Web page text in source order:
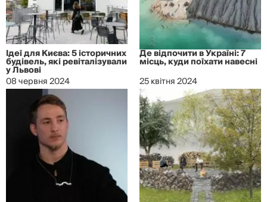
Ідеї для Києва: 5 історичних
будівель, які ревіталізували
у Львові
08 червня 2024
Де відпочити в Україні: 7
місць, куди поїхати навесні
25 квітня 2024